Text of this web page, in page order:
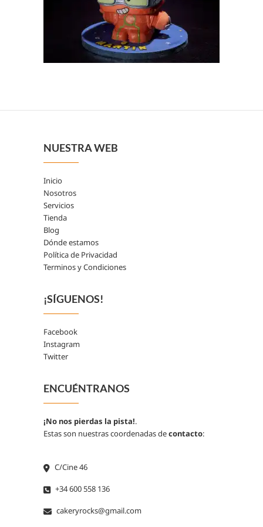
NUESTRA WEB
Inicio
Nosotros
Servicios
Tienda
Blog
Dónde estamos
Política de Privacidad
Terminos y Condiciones
¡SÍGUENOS!
Facebook
Instagram
Twitter
ENCUÉNTRANOS
¡No nos pierdas la pista!.
Estas son nuestras coordenadas decontacto:
C/Cine 46
+34 600 558 136
cakeryrocks@gmail.com